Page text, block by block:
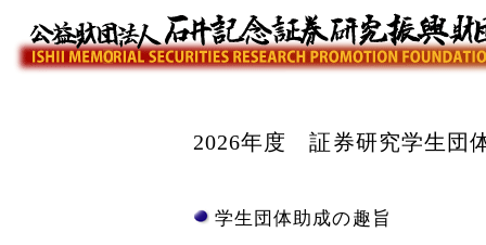
2026年度 証券研究学生団
学生団体助成の趣旨